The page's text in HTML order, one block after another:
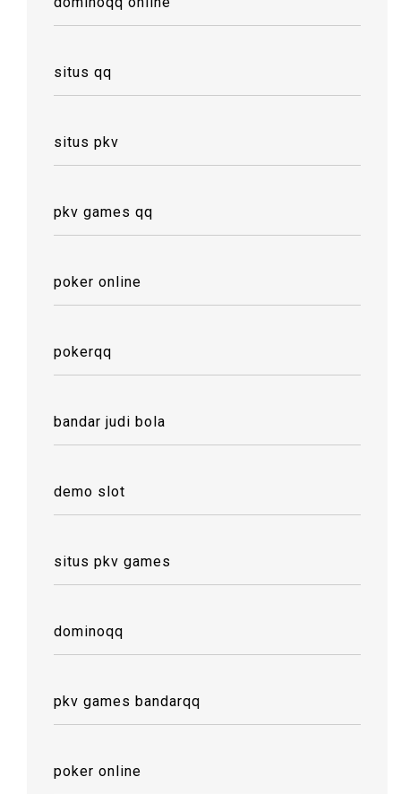
situs qq
situs pkv
pkv games qq
poker online
pokerqq
bandar judi bola
demo slot
situs pkv games
dominoqq
pkv games bandarqq
poker online